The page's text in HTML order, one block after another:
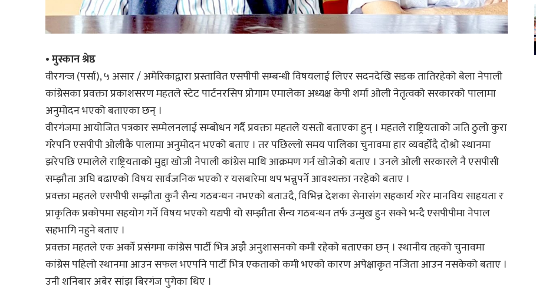
• मुस्कान श्रेष्ठ
वीरगन्ज (पर्सा), ५ असार / अमेरिकाद्वारा प्रस्तावित एसपीपी सम्बन्धी विषयलाई लिएर सदनदेखि सडक तातिरहेको बेला नेपाली
कांग्रेसका प्रवक्ता प्रकाशसरण महतले स्टेट पार्टनरसिप प्रोगाम एमालेका अध्यक्ष केपी शर्मा ओली नेतृत्वको सरकारको पालामा
अनुमोदन भएको बताएका छन् ।
वीरगंजमा आयोजित पत्रकार सम्मेलनलाई सम्बोधन गर्दै प्रवक्ता महतले यसतो बताएका हुन् । महतले राष्ट्रियताको जति ठुलो कुरा
गरेपनि एसपीपी ओलीकै पालामा अनुमोदन भएको बताए । तर पछिल्लो समय पालिका चुनावमा हार व्यवर्होेदै दोश्रो स्थानमा
झरेपछि एमालेले राष्ट्रियताको मुद्दा खोजी नेपाली कांग्रेस माथि आक्रमण गर्न खोजेको बताए । उनले ओली सरकारले नै एसपीसी
सम्झौता अघि बढाएको विषय सार्वजनिक भएको र यसबारेमा थप भन्नुपर्ने आवश्यक्ता नरहेको बताए ।
प्रवक्ता महतले एसपीपी सम्झौता कुनै सैन्य गठबन्धन नभएको बताउदै, विभिन्न देशका सेनासंग सहकार्य गरेर मानविय साहयता र
प्राकृतिक प्रकोपमा सहयोग गर्ने विषय भएको यद्यपी यो सम्झौता सैन्य गठबन्धन तर्फ उन्मुख हुन सक्ने भन्दै एसपीपीमा नेपाल
सहभागि नहुने बताए ।
प्रवक्ता महतले एक अर्को प्रसंगमा कांग्रेस पार्टी भित्र अझै अनुशासनको कमी रहेको बताएका छन् । स्थानीय तहको चुनावमा
कांग्रेस पहिलो स्थानमा आउन सफल भएपनि पार्टी भित्र एकताको कमी भएको कारण अपेक्षाकृत नजिता आउन नसकेको बताए ।
उनी शनिबार अबेर सांझ बिरगंज पुगेका थिए ।